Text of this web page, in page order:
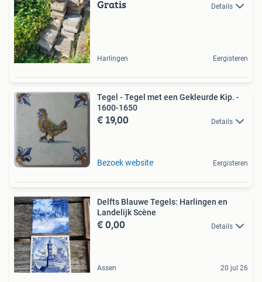
Gratis Details
Harlingen Eergisteren
Tegel - Tegel met een Gekleurde Kip. -
1600-1650
€ 19,00 Details
Bezoek website Eergisteren
Delfts Blauwe Tegels: Harlingen en
Landelijk Scène
€ 0,00 Details
Assen 20 jul 26